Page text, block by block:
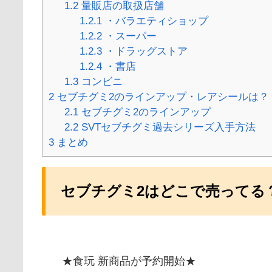
1.2量販店の取扱店舗
1.2.1 ・バラエティショップ
1.2.2 ・スーパー
1.2.3 ・ドラッグストア
1.2.4 ・書店
1.3コンビニ
2 セブチグミ2のラインアップ・レアシールは？
2.1セブチグミ2のラインアップ
2.2SVTセブチグミ過去シリーズ入手方法
3 まとめ
セブチグミ2はどこで売ってる
★食玩 新商品が予約開始★